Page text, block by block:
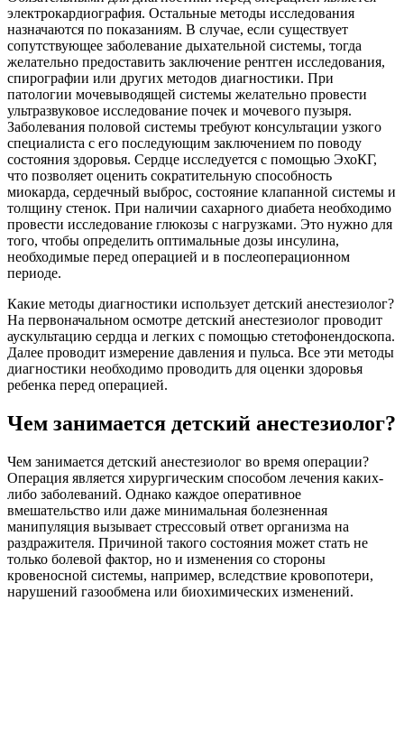
электрокардиография. Остальные методы исследования
назначаются по показаниям. В случае, если существует
сопутствующее заболевание дыхательной системы, тогда
желательно предоставить заключение рентген исследования,
спирографии или других методов диагностики. При
патологии мочевыводящей системы желательно провести
ультразвуковое исследование почек и мочевого пузыря.
Заболевания половой системы требуют консультации узкого
специалиста с его последующим заключением по поводу
состояния здоровья. Сердце исследуется с помощью ЭхоКГ,
что позволяет оценить сократительную способность
миокарда, сердечный выброс, состояние клапанной системы и
толщину стенок. При наличии сахарного диабета необходимо
провести исследование глюкозы с нагрузками. Это нужно для
того, чтобы определить оптимальные дозы инсулина,
необходимые перед операцией и в послеоперационном
периоде.
Какие методы диагностики использует детский анестезиолог?
На первоначальном осмотре детский анестезиолог проводит
аускультацию сердца и легких с помощью стетофонендоскопа.
Далее проводит измерение давления и пульса. Все эти методы
диагностики необходимо проводить для оценки здоровья
ребенка перед операцией.
Чем занимается детский анестезиолог?
Чем занимается детский анестезиолог во время операции?
Операция является хирургическим способом лечения каких-
либо заболеваний. Однако каждое оперативное
вмешательство или даже минимальная болезненная
манипуляция вызывает стрессовый ответ организма на
раздражителя. Причиной такого состояния может стать не
только болевой фактор, но и изменения со стороны
кровеносной системы, например, вследствие кровопотери,
нарушений газообмена или биохимических изменений.